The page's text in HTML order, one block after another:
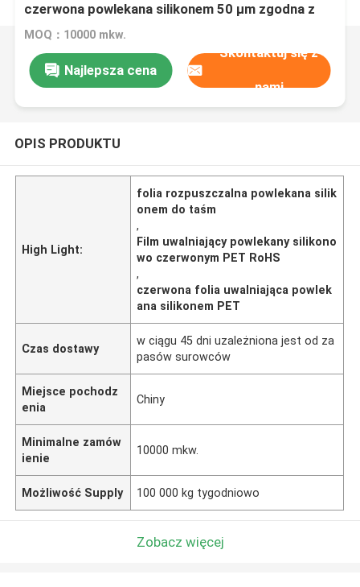
czerwona powlekana silikonem 50 µm zgodna z
RoHS do taśm i etykiet
MOQ：10000 mkw.
Najlepsza cena
Skontaktuj się z
nami
OPIS PRODUKTU
High Light:
folia rozpuszczalna powlekana silik
onem do taśm
,
Film uwalniający powlekany silikono
wo czerwonym PET RoHS
,
czerwona folia uwalniająca powlek
ana silikonem PET
Czas dostawy
w ciągu 45 dni uzależniona jest od za
pasów surowców
Miejsce pochodz
enia
Chiny
Minimalne zamów
ienie
10000 mkw.
Możliwość Supply 100 000 kg tygodniowo
Zobacz więcej